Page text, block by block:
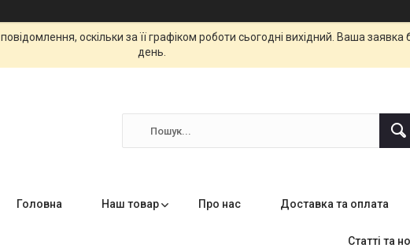
оскільки за її графіком роботи сьогодні вихідний. Ваша
день.
Головна Наш товар Про нас Доставка та оплата
Статті та